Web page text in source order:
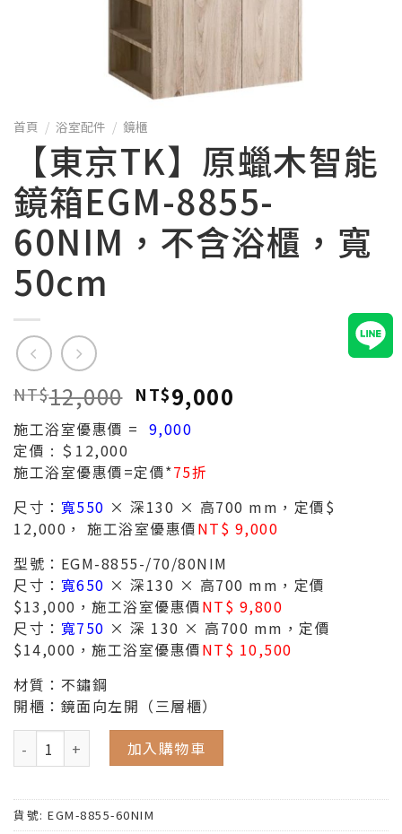
首頁 / 浴室配件 / 鏡櫃
【東京TK】原蠟木智能
鏡箱EGM-8855-
60NIM，不含浴櫃，寬
50cm
NT$12,000 NT$9,000
施工浴室優惠價 = 9,000
定價 : ＄12,000
施工浴室優惠價=定價*75折
尺寸： 寬550 × 深130 × 高700 mm，定價$
12,000， 施工浴室優惠價NT$ 9,000
型號：EGM-8855-/70/80NIM
尺寸： 寬650 × 深130 × 高700 mm，定價
$13,000，施工浴室優惠價NT$ 9,800
尺寸： 寬750 × 深 130 × 高700 mm，定價
$14,000，施工浴室優惠價NT$ 10,500
材質：不鏽鋼
開櫃：鏡面向左開（三層櫃）
加入購物車
貨號: EGM-8855-60NIM